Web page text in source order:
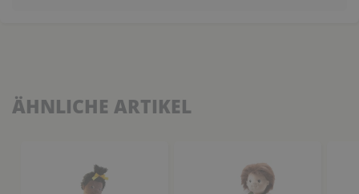
ÄHNLICHE ARTIKEL